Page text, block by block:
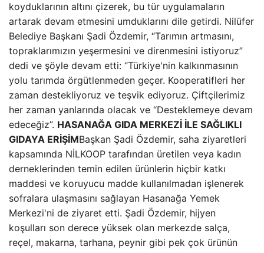
koyduklarının altını çizerek, bu tür uygulamaların
artarak devam etmesini umduklarını dile getirdi. Nilüfer
Belediye Başkanı Şadi Özdemir, “Tarımın artmasını,
topraklarımızın yeşermesini ve direnmesini istiyoruz”
dedi ve şöyle devam etti: “Türkiye'nin kalkınmasının
yolu tarımda örgütlenmeden geçer. Kooperatifleri her
zaman destekliyoruz ve teşvik ediyoruz. Çiftçilerimiz
her zaman yanlarında olacak ve “Desteklemeye devam
edeceğiz”. HASANAĞA GIDA MERKEZİ İLE SAĞLIKLI
GIDAYA ERİŞİMBaşkan Şadi Özdemir, saha ziyaretleri
kapsamında NİLKOOP tarafından üretilen veya kadın
derneklerinden temin edilen ürünlerin hiçbir katkı
maddesi ve koruyucu madde kullanılmadan işlenerek
sofralara ulaşmasını sağlayan Hasanağa Yemek
Merkezi'ni de ziyaret etti. Şadi Özdemir, hijyen
koşulları son derece yüksek olan merkezde salça,
reçel, makarna, tarhana, peynir gibi pek çok ürünün